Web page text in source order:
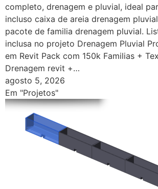
completo, drenagem e pluvial, ideal
incluso caixa de areia drenagem
pacote de familia drenagem pluvial.
inclusa no projeto Drenagem Pluvial
em Revit Pack com 150k Familias +
Drenagem revit +…
agosto 5, 2026
Em "Projetos"